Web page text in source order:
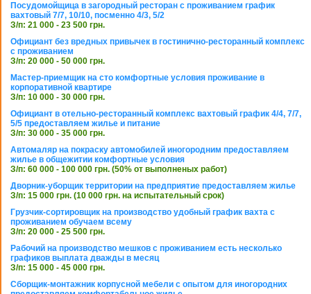
Посудомойщица в загородный ресторан с проживанием график
вахтовый 7/7, 10/10, посменно 4/3, 5/2
З/п: 21 000 - 23 500 грн.
Официант без вредных привычек в гостинично-ресторанный комплекс
с проживанием
З/п: 20 000 - 50 000 грн.
Мастер-приемщик на сто комфортные условия проживание в
корпоративной квартире
З/п: 10 000 - 30 000 грн.
Официант в отельно-ресторанный комплекс вахтовый график 4/4, 7/7,
5/5 предоставляем жилье и питание
З/п: 30 000 - 35 000 грн.
Автомаляр на покраску автомобилей иногородним предоставляем
жилье в общежитии комфортные условия
З/п: 60 000 - 100 000 грн. (50% от выполненых работ)
Дворник-уборщик территории на предприятие предоставляем жилье
З/п: 15 000 грн. (10 000 грн. на испытательный срок)
Грузчик-сортировщик на производство удобный график вахта с
проживанием обучаем всему
З/п: 20 000 - 25 500 грн.
Рабочий на производство мешков с проживанием есть несколько
графиков выплата дважды в месяц
З/п: 15 000 - 45 000 грн.
Сборщик-монтажник корпусной мебели с опытом для иногородних